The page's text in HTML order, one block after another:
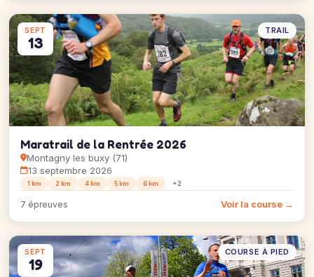
SEPT
13
TRAIL
Maratrail de la Rentrée 2026
Montagny les buxy (71)
13 septembre 2026
1 km 2 km 4 km 5 km 6 km +2
7 épreuves Voir la course →
SEPT
19
COURSE À PIED